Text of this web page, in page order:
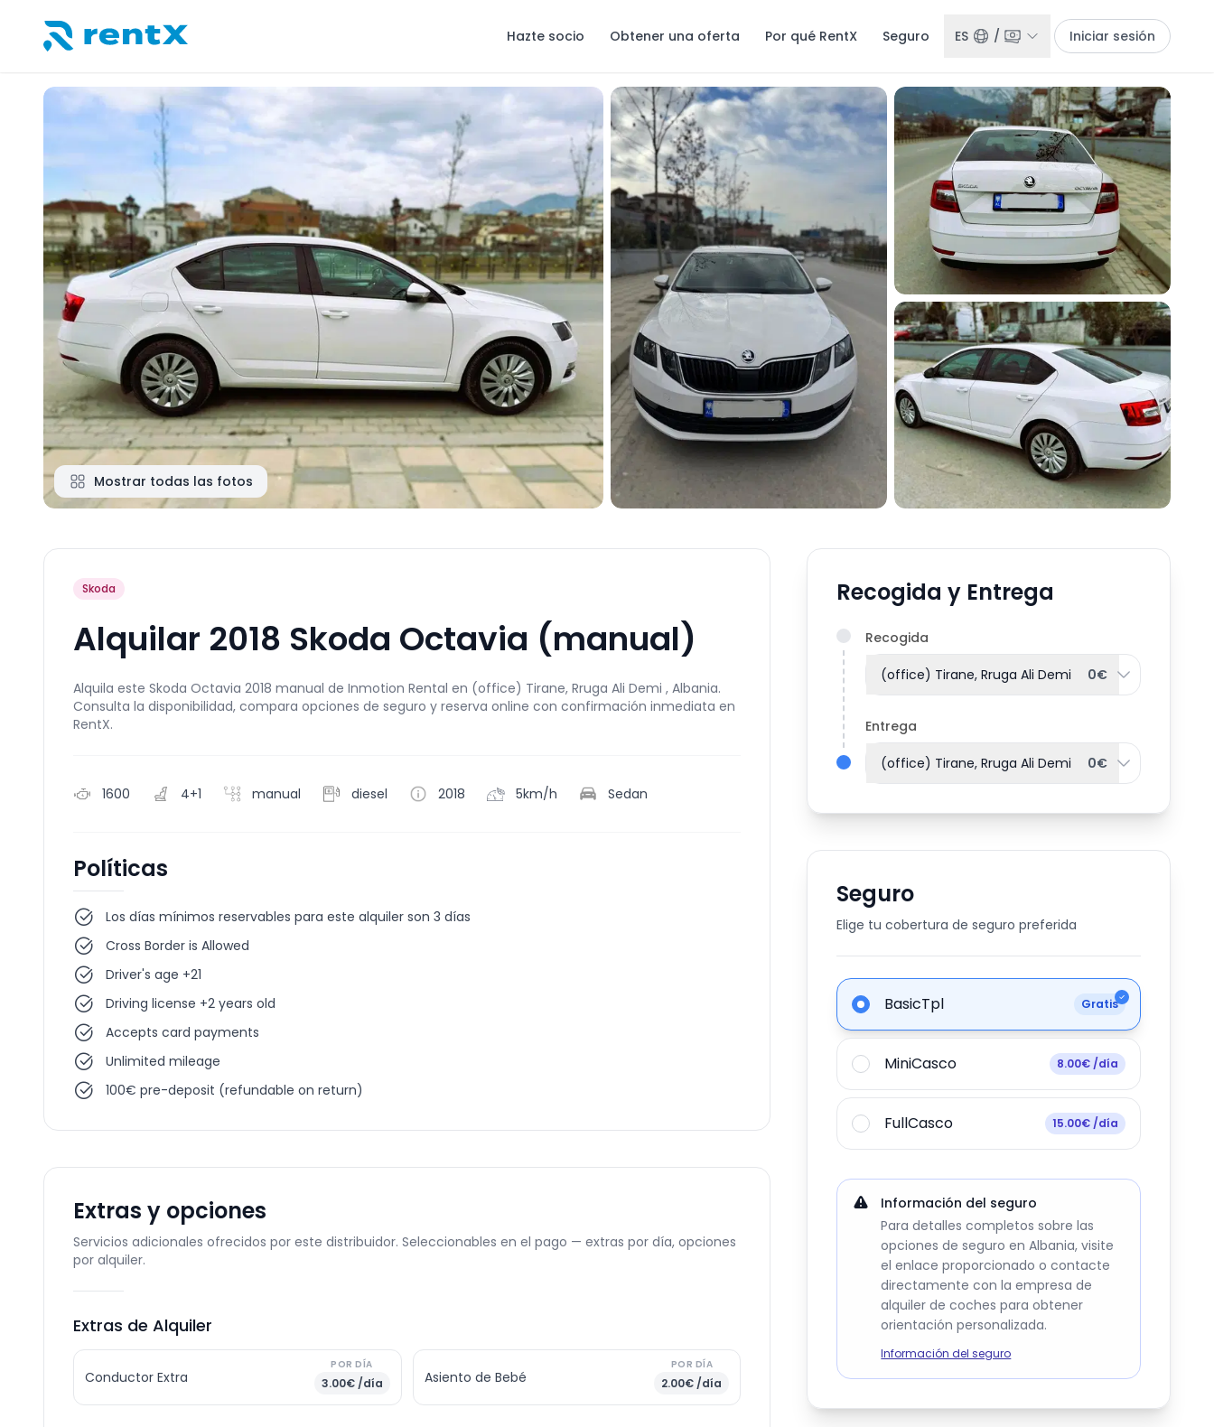
Hazte socio Obtener una oferta Por qué RentX Seguro ES / Iniciar sesión
Mostrar todas las fotos
Skoda
Alquilar 2018 Skoda Octavia (manual)
Alquila este Skoda Octavia 2018 manual de Inmotion Rental en (office) Tirane, Rruga Ali Demi , Albania.
Consulta la disponibilidad, compara opciones de seguro y reserva online con confirmación inmediata en
RentX.
1600 4+1 manual diesel 2018 5km/h Sedan
Políticas
Los días mínimos reservables para este alquiler son 3 días
Cross Border is Allowed
Driver's age +21
Driving license +2 years old
Accepts card payments
Unlimited mileage
100€ pre-deposit (refundable on return)
Extras y opciones
Servicios adicionales ofrecidos por este distribuidor. Seleccionables en el pago — extras por día, opciones
por alquiler.
Extras de Alquiler
Conductor Extra
POR DÍA
3.00€ /día Asiento de Bebé
POR DÍA
2.00€ /día
Recogida y Entrega
Recogida
(office) Tirane, Rruga Ali Demi 0€
Entrega
(office) Tirane, Rruga Ali Demi 0€
Seguro
Elige tu cobertura de seguro preferida
BasicTpl Gratis
MiniCasco 8.00€ /día
FullCasco 15.00€ /día
Información del seguro
Para detalles completos sobre las
opciones de seguro en Albania, visite
el enlace proporcionado o contacte
directamente con la empresa de
alquiler de coches para obtener
orientación personalizada.
Información del seguro